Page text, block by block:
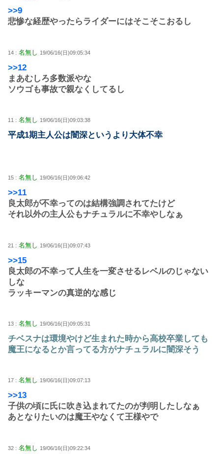
>>9
悲惨な経歴やったらライダーにはそこそこおるし
14 : 名無し 19/06/16(日)09:05:34
>>12
まあむしろ多数派やな
ソウゴも事故で親なくしてるし
11 : 名無し 19/06/16(日)09:03:38
平成1期主人公は闇深というより大体不幸
15 : 名無し 19/06/16(日)09:06:42
>>11
良太郎が不幸ってのは結構強調されてたけど
それ以外の主人公もナチュラルに不幸やしなぁ
21 : 名無し 19/06/16(日)09:07:43
>>15
良太郎の不幸って人生を一変させるレベルのじゃない
しな
ラッキーマンの真逆的な感じ
13 : 名無し 19/06/16(日)09:05:31
チベスナは環境やけど生まれた時から高校卒業しても
魔王になるとか言ってる方がナチュラルに闇深そう
17 : 名無し 19/06/16(日)09:07:13
>>13
子供の頃に氏に吹き込まれてたのが判明したしなぁ
あとなりたいのは魔王やなくて王様やで
32 : 名無し 19/06/16(日)09:22:34